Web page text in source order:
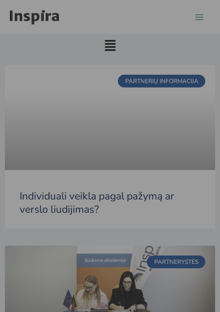
prie
Main
PARTNERIŲ INFORMACIJA
Individuali veikla pagal pažymą ar
verslo liudijimas?
PARTNERYSTĖS